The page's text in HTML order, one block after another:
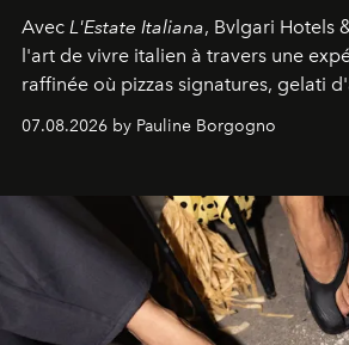
Avec L'Estate Italiana, Bvlgari Hotels
l'art de vivre italien à travers une
raffinée où pizzas signatures, gelati
07.08.2026 by Pauline Borgogno